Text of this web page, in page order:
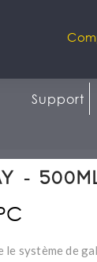
Support
-
le système de